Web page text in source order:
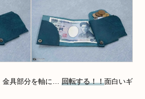
具部分を軸に… 回転する！！面白いギ